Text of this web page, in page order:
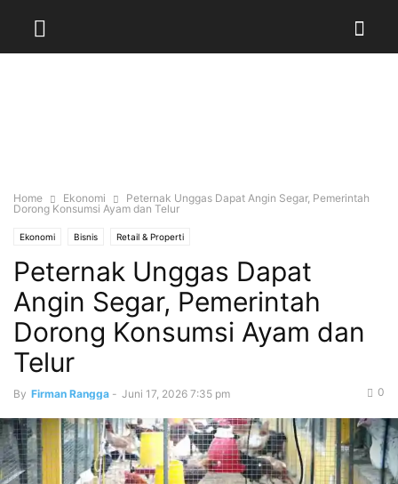
Home Ekonomi
Peternak Unggas Dapat Angin Segar, Pemerintah
Dorong Konsumsi Ayam dan Telur
Ekonomi Bisnis Retail & Properti
Peternak Unggas Dapat
Angin Segar, Pemerintah
Dorong Konsumsi Ayam dan
Telur
By Firman Rangga - Juni 17, 2026 7:35 pm 0